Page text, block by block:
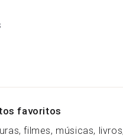
favoritos
filmes, músicas,